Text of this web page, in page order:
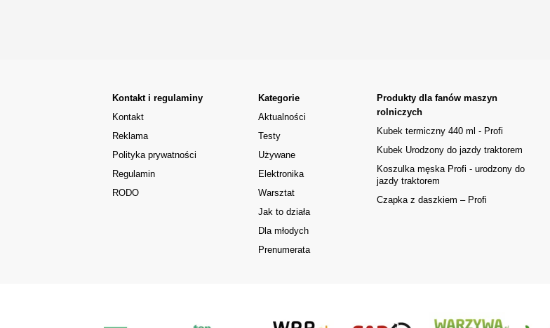
Kontakt i regulaminy
Kontakt
Reklama
Polityka prywatności
Regulamin
RODO
Kategorie
Aktualności
Testy
Używane
Elektronika
Warsztat
Jak to działa
Dla młodych
Prenumerata
Produkty dla fanów maszyn
rolniczych
Kubek termiczny 440 ml - Profi
Kubek Urodzony do jazdy traktorem
Koszulka męska Profi - urodzony do
jazdy traktorem
Czapka z daszkiem – Profi